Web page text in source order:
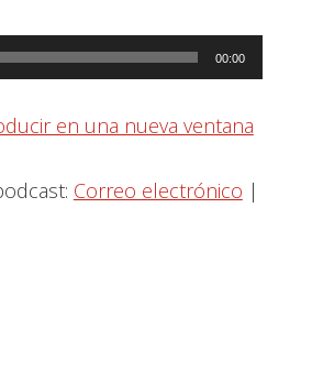
00:00
en una nueva ventana
Correo electrónico |